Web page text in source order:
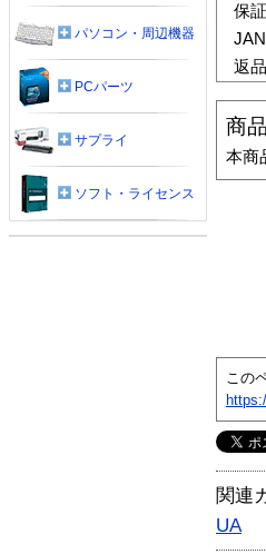
保
返
商
本商
この
関連
UA
パソコン・周辺機器
PCパーツ
サプライ
ソフト・ライセンス